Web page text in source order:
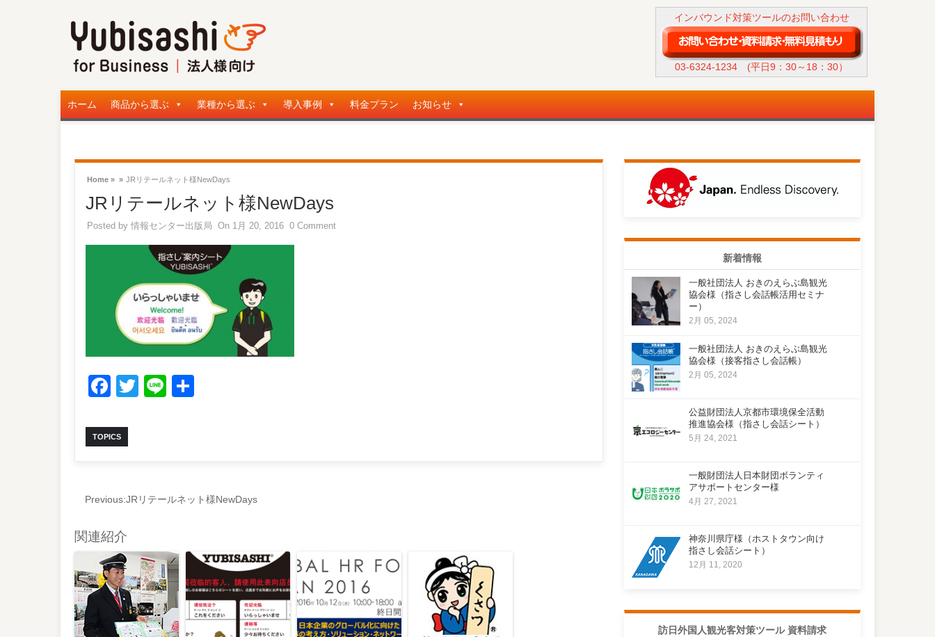
インバウンド対策ツールのお問い合わせ
03-6324-1234 (平日9：30～18：30）
ホーム 商品から選ぶ 業種から選ぶ 導入事例 料金プラン お知らせ
Home » » JRリテールネット様NewDays
JRリテールネット様NewDays
Posted by 情報センター出版局 On 1月 20, 2016 0 Comment
Facebook
Twitter
Line
TOPICS
Previous:JRリテールネット様NewDays
関連紹介
新着情報
一般社団法人 おきのえらぶ島観光
協会様（指さし会話帳活用セミナ
ー）
2月 05, 2024
一般社団法人 おきのえらぶ島観光
協会様（接客指さし会話帳）
2月 05, 2024
公益財団法人京都市環境保全活動
推進協会様（指さし会話シート）
5月 24, 2021
一般財団法人日本財団ボランティ
アサポートセンター様
4月 27, 2021
神奈川県庁様（ホストタウン向け
指さし会話シート）
12月 11, 2020
訪日外国人観光客対策ツール 資料請求